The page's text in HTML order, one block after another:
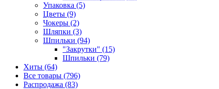
Упаковка (5)
Цветы (9)
Чокеры (2)
Шляпки (3)
Шпильки (94)
"Закрутки" (15)
Шпильки (79)
Хиты (64)
Все товары (796)
Распродажа (83)